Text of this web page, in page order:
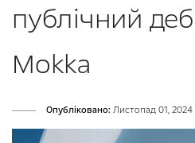
публічний
Mokka
Опубліковано: Листопад 01, 2024